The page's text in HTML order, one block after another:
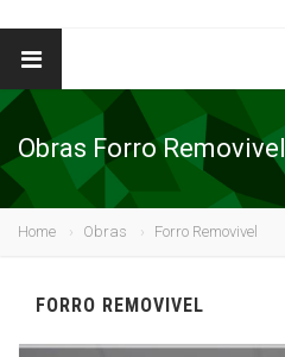
Obras Forro Removivel
Home Obras Forro Removivel
FORRO REMOVIVEL